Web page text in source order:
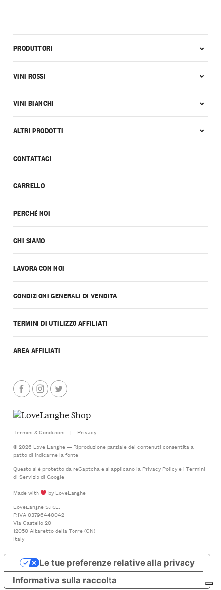
CONTATTACI
CARRELLO
PERCHÉ NOI
CHI SIAMO
LAVORA CON NOI
CONDIZIONI GENERALI DI VENDITA
TERMINI DI UTILIZZO AFFILIATI
AREA AFFILIATI
PRODUTTORI
VINI ROSSI
VINI BIANCHI
ALTRI PRODOTTI
Termini & Condizioni |
Privacy
© 2026 Love Langhe — Riproduzione parziale dei contenuti consentita a
patto di indicarne la fonte
Questo si è protetto da reCaptcha e si applicano la Privacy Policye i Termini
di Serviziodi Google
Made with
by LoveLanghe
LoveLanghe S.R.L.
P.IVA 03796440042
Via Castello 20
12050 Albaretto della Torre (CN)
Italy
Informativa sulla raccolta
Le tue preferenze relative alla privacy